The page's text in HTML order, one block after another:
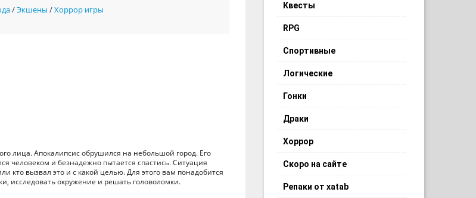
/Экшены /Хоррор игры
лица. Апокалипсис обрушился на небольшой город. Его
человеком и безнадежно пытается спастись. Ситуация
кто вызвал это и с какой целью. Для этого вам понадобится
исследовать окружение и решать головоломки.
Квесты
RPG
Спортивные
Логические
Гонки
Драки
Хоррор
Скоро на сайте
Репаки от xatab